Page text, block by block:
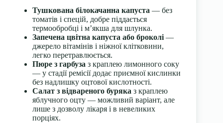
Тушкована білокачанна капуста — без
томатів і спецій, добре піддається
термообробці і м’якша для шлунка.
Запечена цвітна капуста або броколі —
джерело вітамінів і ніжної клітковини,
легко перетравлюється.
Пюре з гарбуза з краплею лимонного соку
— у стадії ремісії додає приємної кислинки
без надлишку оцтової кислотності.
Салат з відвареного буряка з краплею
яблучного оцту — можливий варіант, але
лише з дозволу лікаря і в невеликих
порціях.